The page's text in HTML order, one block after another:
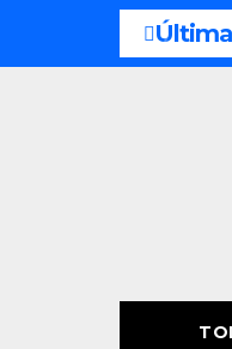
y txupinera de